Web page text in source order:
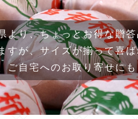
より、ちょっとお得な贈
すが、サイズが揃って喜
ご自宅へのお取り寄せに